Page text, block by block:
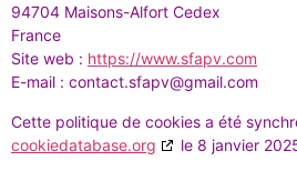
94704 Maisons-Alfort Cedex
France
Site web : https://www.sfapv.com
E-mail : contact.sfapv@gmail.com
Cette politique de cookies a été
cookiedatabase.org
le 8 janvier